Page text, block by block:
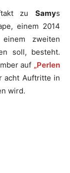
zu Samys
einem 2014
zweiten
soll, besteht.
auf „Perlen
acht Auftritte in
wird.